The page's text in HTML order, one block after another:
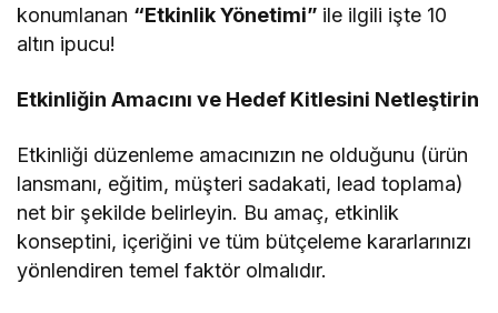
konumlanan “Etkinlik Yönetimi” ile ilgili işte 10
altın ipucu!
Etkinliğin Amacını ve Hedef Kitlesini Netleştirin
Etkinliği düzenleme amacınızın ne olduğunu (ürün
lansmanı, eğitim, müşteri sadakati, lead toplama)
net bir şekilde belirleyin. Bu amaç, etkinlik
konseptini, içeriğini ve tüm bütçeleme kararlarınızı
yönlendiren temel faktör olmalıdır.